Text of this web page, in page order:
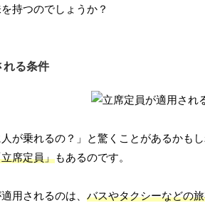
持つのでしょうか？
れる条件
人が乗れるの？」と驚くことがあるかも
席定員」もあるのです。
用されるのは、 バスやタクシーなどの